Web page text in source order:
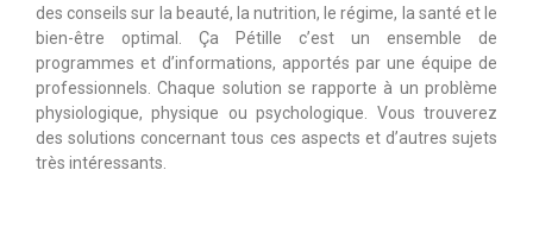
des conseils sur la beauté, la nutrition, le régime, la santé et le
bien-être optimal. Ça Pétille c’est un ensemble de
programmes et d’informations, apportés par une équipe de
professionnels. Chaque solution se rapporte à un problème
physiologique, physique ou psychologique. Vous trouverez
des solutions concernant tous ces aspects et d’autres sujets
très intéressants.